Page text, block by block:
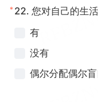
* 22. 您对自己的生
有
没有
偶尔分配偶尔盲